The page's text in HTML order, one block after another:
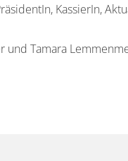
KassierIn,
und Tamara